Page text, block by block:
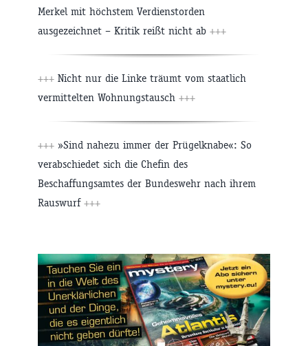
Merkel mit höchstem Verdienstorden
ausgezeichnet – Kritik reißt nicht ab +++
+++ Nicht nur die Linke träumt vom staatlich
vermittelten Wohnungstausch +++
+++ »Sind nahezu immer der Prügelknabe«: So
verabschiedet sich die Chefin des
Beschaffungsamtes der Bundeswehr nach ihrem
Rauswurf +++